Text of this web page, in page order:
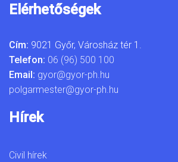
Elérhetőségek
Cím: 9021 Győr, Városház tér 1.
Telefon: 06 (96) 500 100
Email: gyor@gyor-ph.hu
polgarmester@gyor-ph.hu
Hírek
Civil hírek